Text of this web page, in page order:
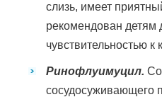
слизь, имеет
рекомендован детям
чувствительностью
Ринофлуимуцил.
сосудосуживающего